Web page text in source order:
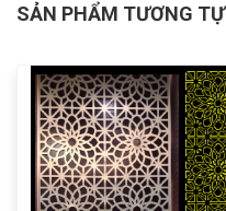
SẢN PHẨM TƯƠNG TỰ